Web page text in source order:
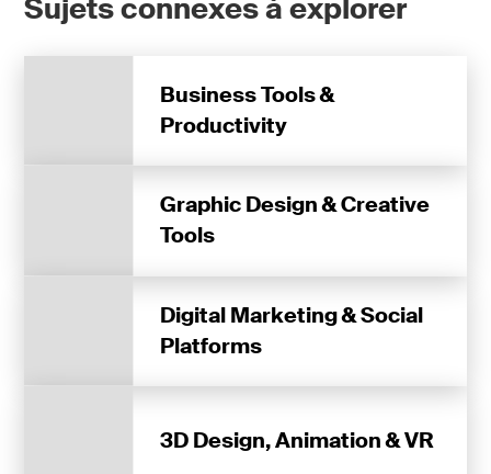
Sujets connexes à explorer
Business Tools &
Productivity
Graphic Design & Creative
Tools
Digital Marketing & Social
Platforms
3D Design, Animation & VR